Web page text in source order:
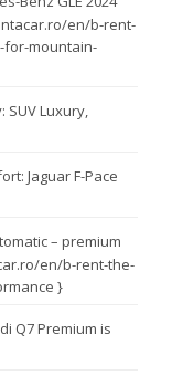
en/b-rent-
for-mountain-
SUV Luxury,
Jaguar F-Pace
– premium
en/b-rent-the-
}
Q7 Premium is